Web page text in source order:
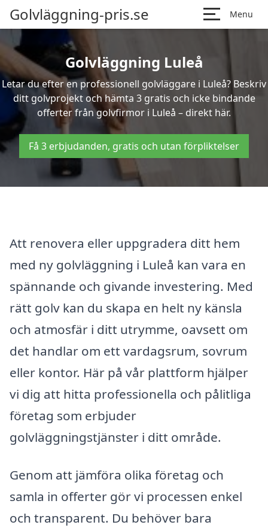
Golvläggning-pris.se Menu
Golvläggning Luleå
Letar du efter en professionell golvläggare i Luleå? Beskriv
ditt golvprojekt och hämta 3 gratis och icke bindande
offerter från golvfirmor i Luleå – direkt här.
Få 3 erbjudanden, gratis och utan förpliktelser
Att renovera eller uppgradera ditt hem
med ny golvläggning i Luleå kan vara en
spännande och givande investering. Med
rätt golv kan du skapa en helt ny känsla
och atmosfär i ditt utrymme, oavsett om
det handlar om ett vardagsrum, sovrum
eller kontor. Här på vår plattform hjälper
vi dig att hitta professionella och pålitliga
företag som erbjuder
golvläggningstjänster i ditt område.
Genom att jämföra olika företag och
samla in offerter gör vi processen enkel
och transparent. Du behöver bara